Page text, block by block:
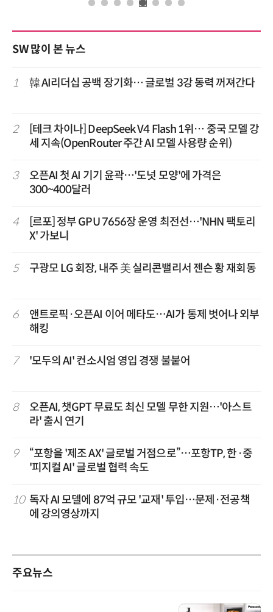
SW 많이 본 뉴스
1 韓 AI리더십 공백 장기화… 글로벌 3강 동력 꺼져간다
2
[테크 차이나] DeepSeek V4 Flash 1위… 중국 모델 강
세 지속(OpenRouter 주간 AI 모델 사용량 순위)
3
오픈AI 첫 AI 기기 윤곽…'도넛 모양'에 가격은
300~400달러
4
[르포] 정부 GPU 7656장 운영 최전선…'NHN 팩토리
X' 가보니
5 구광모 LG 회장, 내주 美 실리콘밸리서 젠슨 황 재회동
6
앤트로픽·오픈AI 이어 메타도…AI가 통제 벗어나 외부
해킹
7 '모두의 AI' 컨소시엄 영입 경쟁 불붙어
8
오픈AI, 챗GPT 무료도 최신 모델 무한 지원…'아스트
라' 출시 연기
9
“포항을 '제조 AX' 글로벌 거점으로”…포항TP, 한·중
'피지컬 AI' 글로벌 협력 속도
10 독자 AI 모델에 87억 규모 '교재' 투입…문제·전공책
에 강의영상까지
주요뉴스